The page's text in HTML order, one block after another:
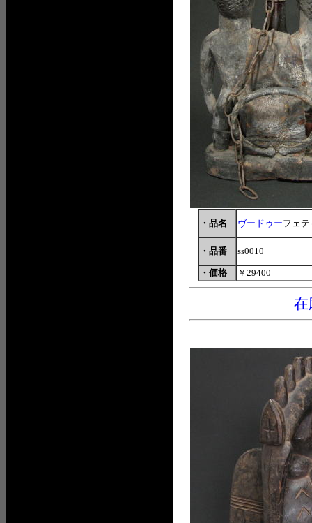
・品名 ヴードゥーフェ
・品番 ss0010
・価格 ￥29400
在